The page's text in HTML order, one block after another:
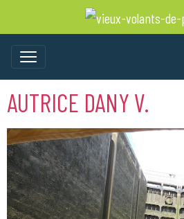
AUTRICE DANY V.